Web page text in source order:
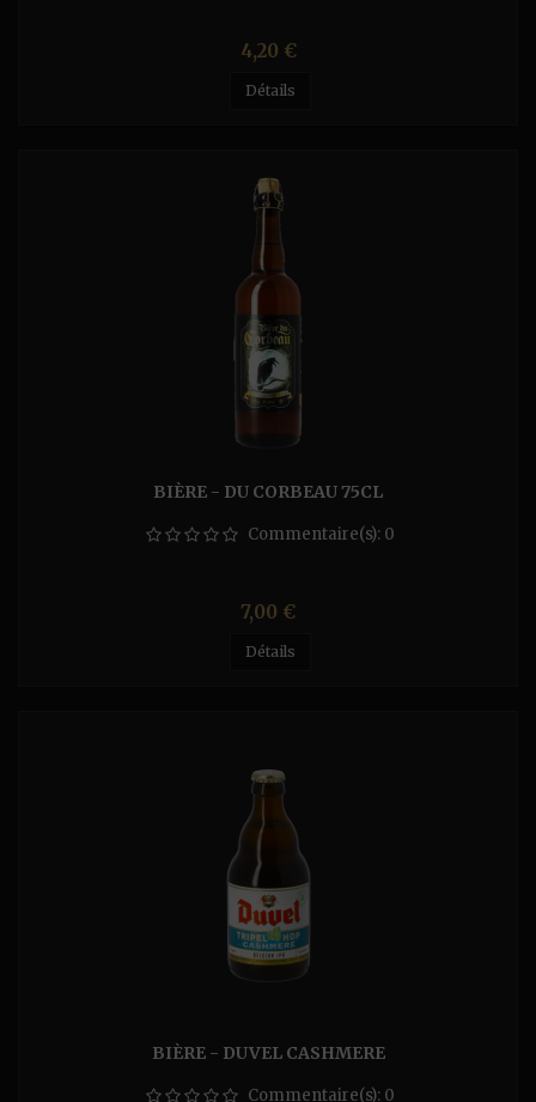
Prix
4,20 €
Détails
BIÈRE - DU CORBEAU 75CL
Commentaire(s): 0
Prix
7,00 €
Détails
BIÈRE - DUVEL CASHMERE
Commentaire(s): 0